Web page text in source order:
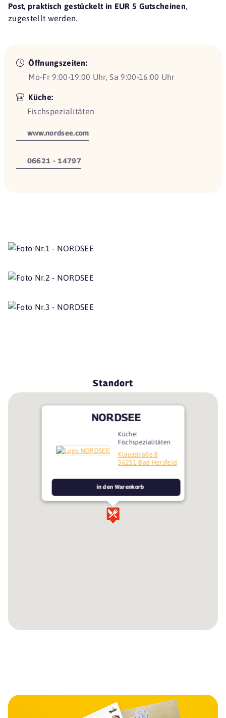
Post, praktisch gestückelt in EUR 5 Gutscheinen
zugestellt werden.
Öffnungszeiten:
Mo-Fr 9:00-19:00 Uhr, Sa 9:00-16:00 Uhr
Küche:
Fischspezialitäten
www.nordsee.com
06621 - 14797
Standort
NORDSEE
Küche:
Fischspezialitäten
Klausstraße 8
36251 Bad Hersfeld
in den Warenkorb